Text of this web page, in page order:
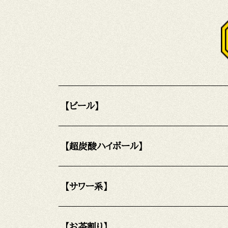
【ビール】
【超炭酸ハイボール】
【サワー系】